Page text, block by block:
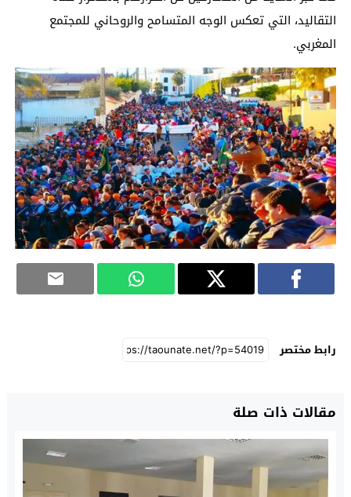
التقاليد، التي تعكس الوجه المتسامح والروحاني للمجتمع
المغربي.
رابط مختصر
مقالات ذات صلة